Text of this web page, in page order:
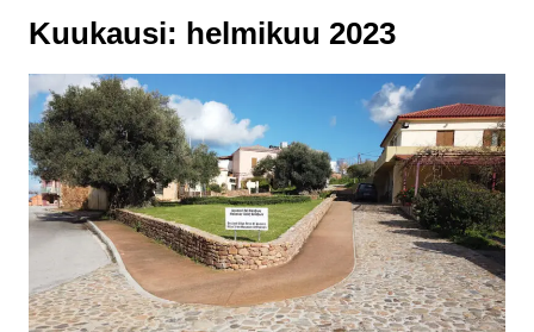
Kuukausi: helmikuu 2023